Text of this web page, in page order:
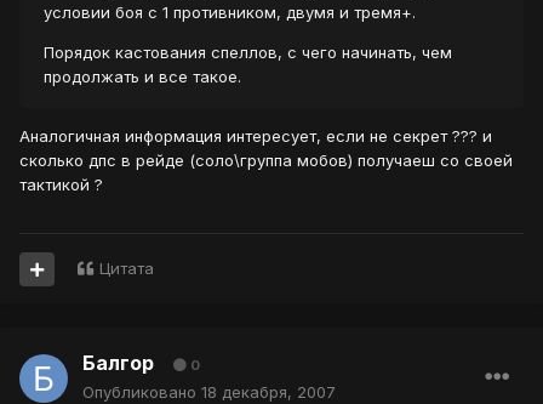
условии боя с 1 противником, двумя и тремя+.
Порядок кастования спеллов, с чего начинать, чем
продолжать и все такое.
Аналогичная информация интересует, если не секрет ??? и
сколько дпс в рейде (соло\группа мобов) получаеш со своей
тактикой ?
Цитата
Балгор 0
Опубликовано 18 декабря, 2007